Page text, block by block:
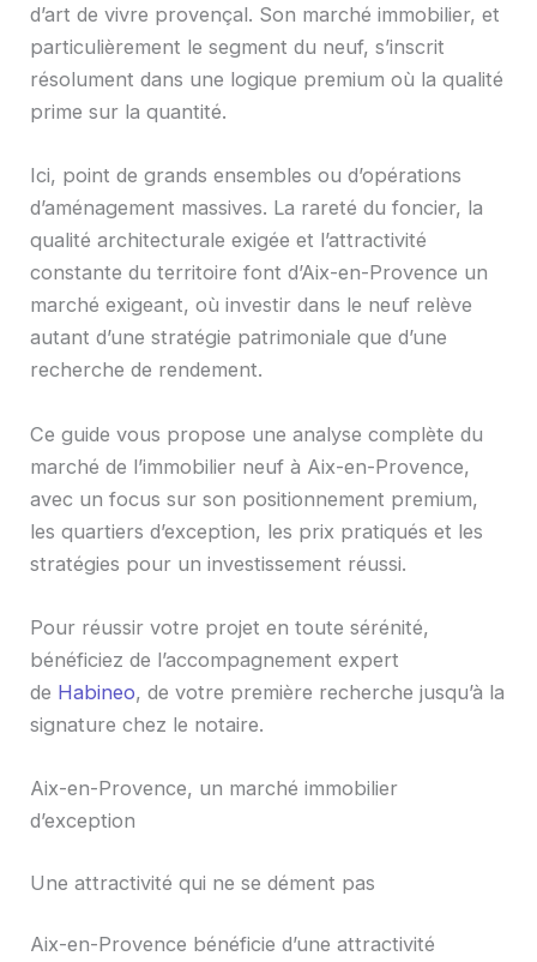
d’art de vivre provençal. Son marché immobilier, et
particulièrement le segment du neuf, s’inscrit
résolument dans une logique premium où la qualité
prime sur la quantité.
Ici, point de grands ensembles ou d’opérations
d’aménagement massives. La rareté du foncier, la
qualité architecturale exigée et l’attractivité
constante du territoire font d’Aix-en-Provence un
marché exigeant, où investir dans le neuf relève
autant d’une stratégie patrimoniale que d’une
recherche de rendement.
Ce guide vous propose une analyse complète du
marché de l’immobilier neuf à Aix-en-Provence,
avec un focus sur son positionnement premium,
les quartiers d’exception, les prix pratiqués et les
stratégies pour un investissement réussi.
Pour réussir votre projet en toute sérénité,
bénéficiez de l’accompagnement expert
de Habineo, de votre première recherche jusqu’à la
signature chez le notaire.
Aix-en-Provence, un marché immobilier
d’exception
Une attractivité qui ne se dément pas
Aix-en-Provence bénéficie d’une attractivité